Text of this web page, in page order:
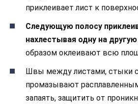
приклеивает лист к
Следующую полосу
нахлестывая одну на
образом оклеивают всю
Швы между листами, стыки
промазывают
запаять, защитить от